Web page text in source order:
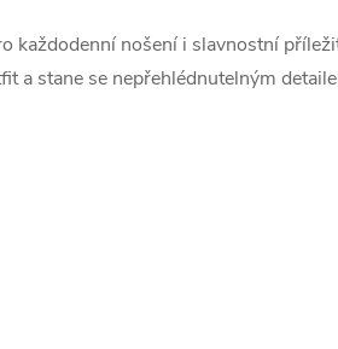
každodenní nošení i slavnostní
a stane se nepřehlédnutelným